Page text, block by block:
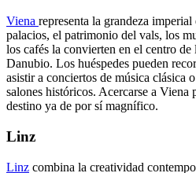
Viena representa la grandeza
palacios, el patrimonio del vals, los
los cafés la convierten en el centro
Danubio. Los huéspedes pueden
asistir a conciertos de música clásica
salones históricos. Acercarse a Viena
destino ya de por sí magnífico.
Linz
Linz combina la creatividad